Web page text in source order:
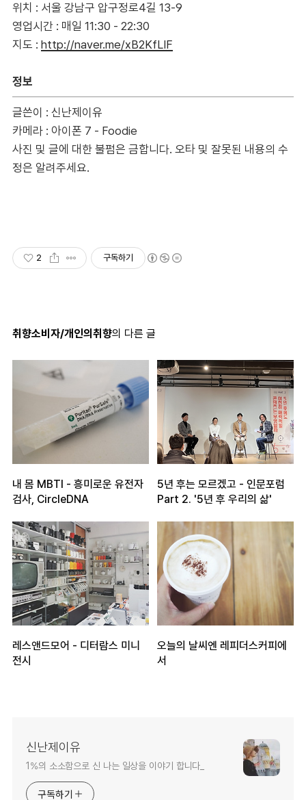
위치 : 서울 강남구 압구정로4길 13-9
영업시간 : 매일 11:30 - 22:30
지도 : http://naver.me/xB2KfLIF
정보
글쓴이 : 신난제이유
카메라 : 아이폰 7 - Foodie
사진 및 글에 대한 불펌은 금합니다. 오타 및 잘못된 내용의 수
정은 알려주세요.
2 구독하기
취향소비자/개인의취향의 다른 글
내 몸 MBTI - 흥미로운 유전자
검사, CircleDNA
5년 후는 모르겠고 - 인문포럼
Part 2. '5년 후 우리의 삶'
레스앤드모어 - 디터람스 미니
전시
오늘의 날씨엔 레피더스커피에
서
신난제이유
1%의 소소함으로 신 나는 일상을 이야기 합니다_
구독하기